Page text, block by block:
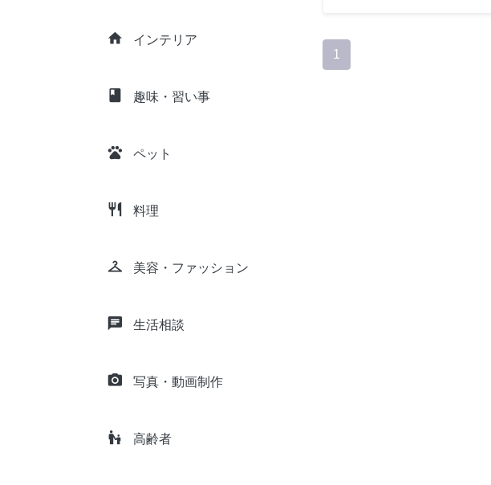
home インテリア
class 趣味・習い事
pets ペット
restaurant 料理
checkroom 美容・ファッション
chat 生活相談
camera_alt 写真・動画制作
escalator_warning 高齢者
1